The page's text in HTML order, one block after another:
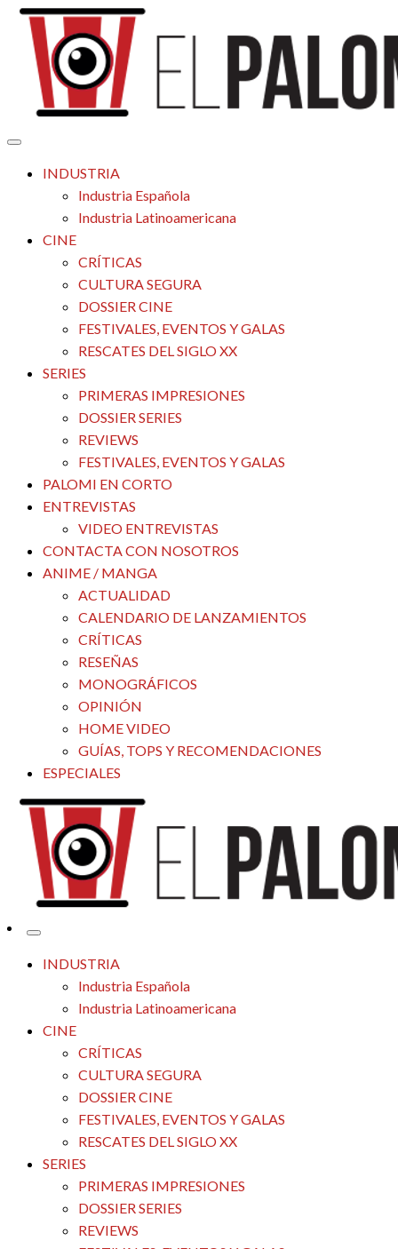
Saltar
contenido
El Palomitrón
Tu espacio de la industria de cine española y latinoamericana
INDUSTRIA
Industria Española
Industria Latinoamericana
CINE
CRÍTICAS
CULTURA SEGURA
DOSSIER CINE
FESTIVALES, EVENTOS Y GALAS
RESCATES DEL SIGLO XX
SERIES
PRIMERAS IMPRESIONES
DOSSIER SERIES
REVIEWS
FESTIVALES, EVENTOS Y GALAS
PALOMI EN CORTO
ENTREVISTAS
VIDEO ENTREVISTAS
CONTACTA CON NOSOTROS
ANIME / MANGA
ACTUALIDAD
CALENDARIO DE LANZAMIENTOS
CRÍTICAS
RESEÑAS
MONOGRÁFICOS
OPINIÓN
HOME VIDEO
GUÍAS, TOPS Y RECOMENDACIONES
ESPECIALES
El Palomitrón
Tu espacio de la industria de cine española y latinoamericana
INDUSTRIA
Industria Española
Industria Latinoamericana
CINE
CRÍTICAS
CULTURA SEGURA
DOSSIER CINE
FESTIVALES, EVENTOS Y GALAS
RESCATES DEL SIGLO XX
SERIES
PRIMERAS IMPRESIONES
DOSSIER SERIES
REVIEWS